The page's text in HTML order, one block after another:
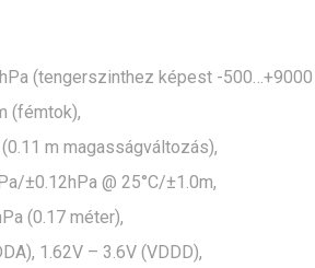
(tengerszinthez képest -500…+9000
(fémtok),
m magasságváltozás),
±0.12hPa @ 25°C/±1.0m,
(0.17 méter),
1.62V – 3.6V (VDDD),